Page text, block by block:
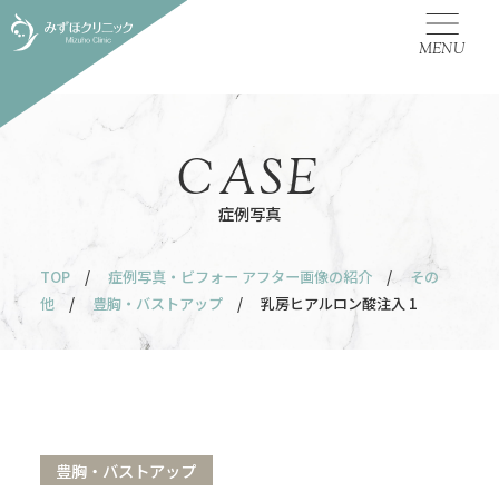
MENU
症例写真
CASE
TOP / 症例写真・ビフォー アフター画像の紹介 /
その
他
/ 豊胸・バストアップ / 乳房ヒアルロン酸注入 1
豊胸・バストアップ